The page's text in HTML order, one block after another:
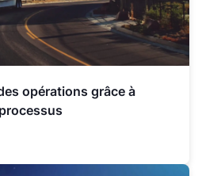
opérations grâce à